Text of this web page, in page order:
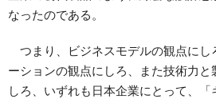
なったのである。
つまり、ビジネスモデルの観点にし
ーションの観点にしろ、また技術力
しろ、いずれも日本企業にとって、